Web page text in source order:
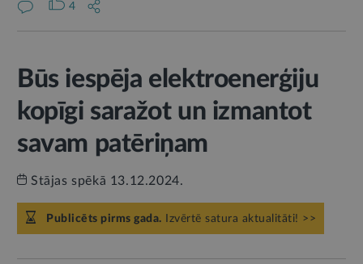
4
Būs iespēja elektroenerģiju
kopīgi saražot un izmantot
savam patēriņam
Stājas spēkā 13.12.2024.
Publicēts pirms gada. Izvērtē satura aktualitāti! >>